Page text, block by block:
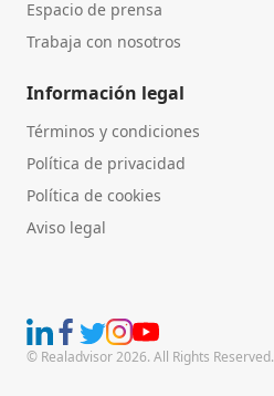
Espacio de prensa
Trabaja con nosotros
Información legal
Términos y condiciones
Política de privacidad
Política de cookies
Aviso legal
© Realadvisor 2026. All Rights Reserved.